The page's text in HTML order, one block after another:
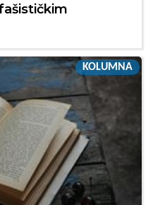
KOLUMNA